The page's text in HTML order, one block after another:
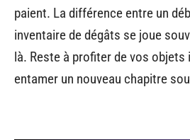
paient. La différence entre un
inventaire de dégâts se joue
là. Reste à profiter de vos
entamer un nouveau chapitre